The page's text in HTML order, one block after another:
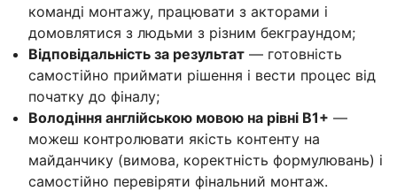
команді монтажу, працювати з акторами і
домовлятися з людьми з різним бекграундом;
Відповідальність за результат — готовність
самостійно приймати рішення і вести процес від
початку до фіналу;
Володіння англійською мовою на рівні B1+ —
можеш контролювати якість контенту на
майданчику (вимова, коректність формулювань) і
самостійно перевіряти фінальний монтаж.